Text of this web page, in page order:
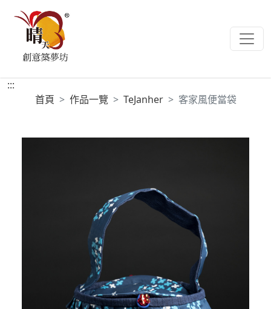
:::
首頁
作品一覽 TeJanher 客家風便當袋